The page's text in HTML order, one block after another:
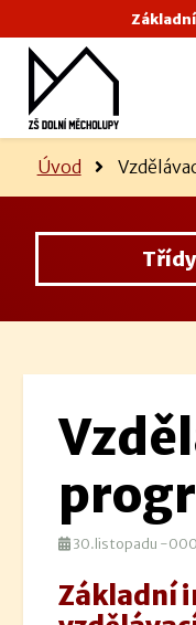
Úvod
30.listopadu -
Základní